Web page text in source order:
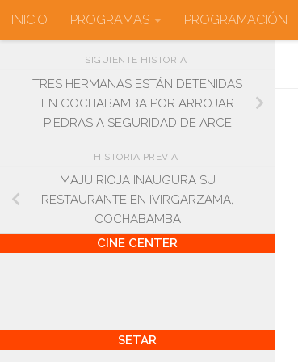
Saltar al contenido
INICIO PROGRAMAS PROGRAMACIÓN
SIGUIENTE HISTORIA
TRES HERMANAS ESTÁN DETENIDAS
EN COCHABAMBA POR ARROJAR
PIEDRAS A SEGURIDAD DE ARCE
HISTORIA PREVIA
MAJU RIOJA INAUGURA SU
RESTAURANTE EN IVIRGARZAMA,
COCHABAMBA
CINE CENTER
SETAR